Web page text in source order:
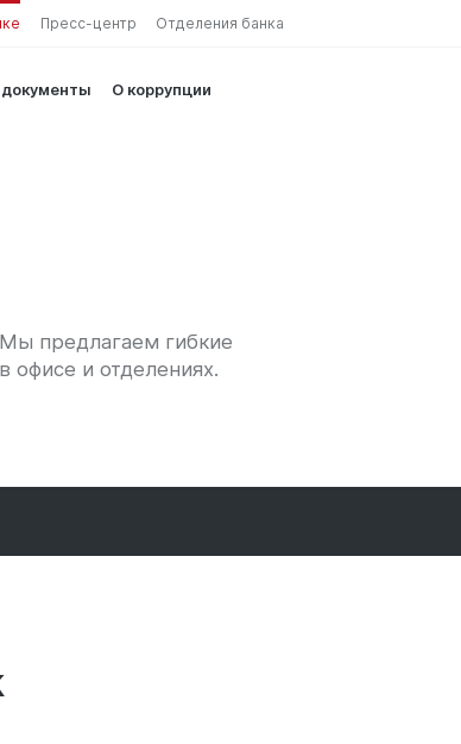
Пресс-центр Отделения банка
О коррупции
предлагаем гибкие
офисе и отделениях.